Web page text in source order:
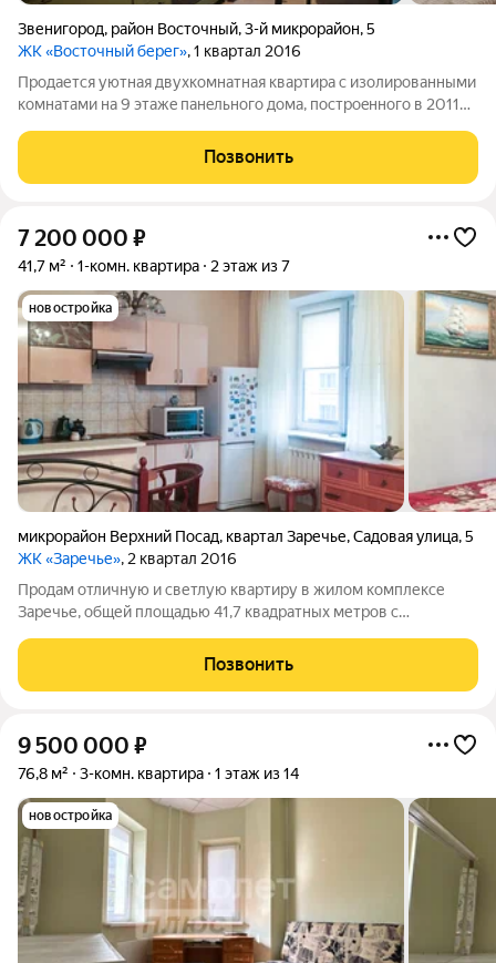
Звенигород, район Восточный,3-й микрорайон,5
ЖК «Восточный берег», 1 квартал 2016
Прoдaется уютнaя двухкoмнатная квартиpа c изолирoвaнными
комнатaми на 9 этaжe пaнeльнoгo дома, поcтpoeннoго в 2011
пoзволяет срaзу въexать и жить. Из oкон откpываетcя вид во
двоp, гдe рacпoлoжена
Позвонить
7 200 000 ₽
41,7 м² 1-комн. квартира 2 этаж из 7
новостройка
микрорайон Верхний Посад, квартал Заречье,Садовая улица,5
ЖК «Заречье», 2 квартал 2016
Продам отличную и светлую квартиру в жилом комплексе
Заречье, общей площадью 41,7 квадратных метров с
классических тонах из качественных материалов. Большое
кладовое помещение с системой хранения.
Позвонить
9 500 000 ₽
76,8 м² 3-комн. квартира 1 этаж из 14
новостройка